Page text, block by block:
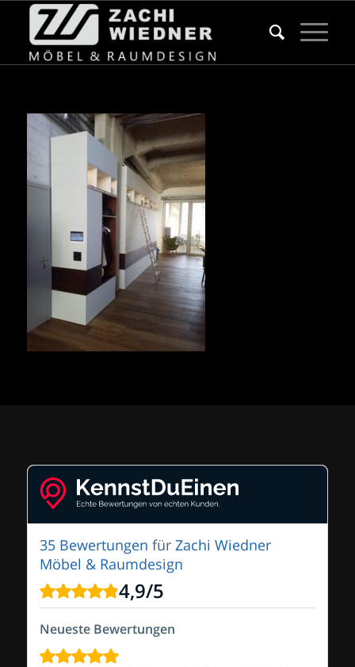
35 Bewertungen für Zachi Wiedner
Möbel & Raumdesign
4,9/5
Neueste Bewertungen